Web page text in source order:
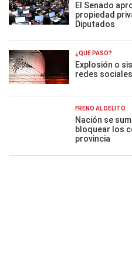
El Senado
propiedad
Diputados
¿QUÉ PASÓ?
Explosión o
redes
FRENO AL DELITO
Nación se
bloquear los
provincia